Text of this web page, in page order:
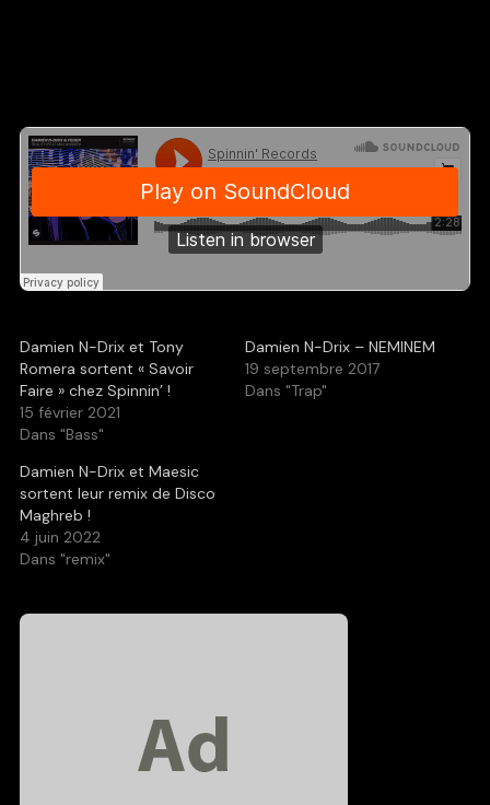
Damien N-Drix et Tony
Romera sortent « Savoir
Faire » chez Spinnin’ !
15 février 2021
Dans "Bass"
Damien N-Drix – NEMINEM
19 septembre 2017
Dans "Trap"
Damien N-Drix et Maesic
sortent leur remix de Disco
Maghreb !
4 juin 2022
Dans "remix"